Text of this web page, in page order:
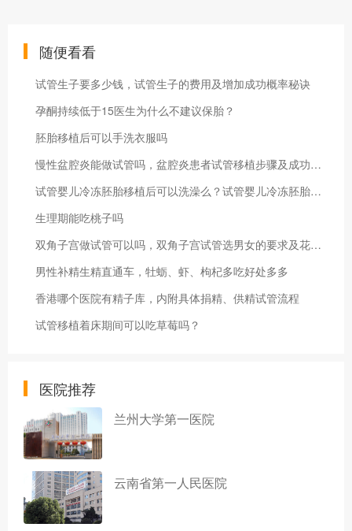
随便看看
试管生子要多少钱，试管生子的费用及增加成功概率秘诀
孕酮持续低于15医生为什么不建议保胎？
胚胎移植后可以手洗衣服吗
慢性盆腔炎能做试管吗，盆腔炎患者试管移植步骤及成功经验分享
试管婴儿冷冻胚胎移植后可以洗澡么？试管婴儿冷冻胚胎移植后多久着床？
生理期能吃桃子吗
双角子宫做试管可以吗，双角子宫试管选男女的要求及花费明细
男性补精生精直通车，牡蛎、虾、枸杞多吃好处多多
香港哪个医院有精子库，内附具体捐精、供精试管流程
试管移植着床期间可以吃草莓吗？
医院推荐
兰州大学第一医院
云南省第一人民医院